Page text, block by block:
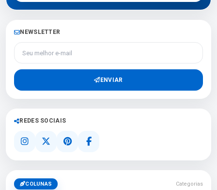
NEWSLETTER
Seu melhor e-mail
ENVIAR
REDES SOCIAIS
COLUNAS Categorias